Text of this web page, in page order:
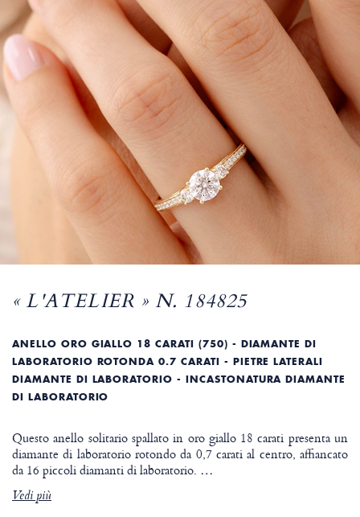
« L'ATELIER » N. 184825
ANELLO ORO GIALLO 18 CARATI (750) - DIAMANTE DI
LABORATORIO ROTONDA 0.7 CARATI - PIETRE LATERALI
DIAMANTE DI LABORATORIO - INCASTONATURA DIAMANTE
DI LABORATORIO
Questo anello solitario spallato in oro giallo 18 carati presenta un
diamante di laboratorio rotondo da 0,7 carati al centro, affiancato
da 16 piccoli diamanti di laboratorio. …
Vedi più